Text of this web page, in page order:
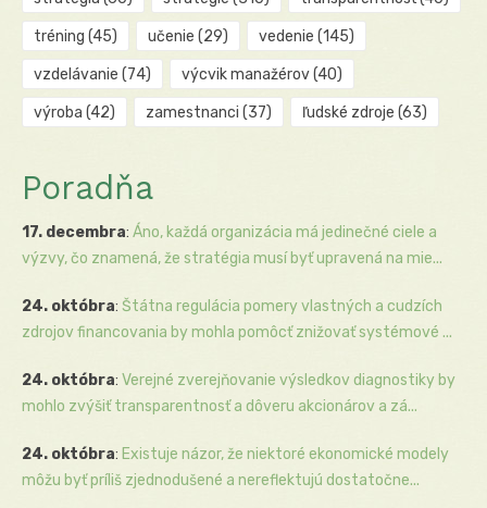
tréning (45) učenie (29) vedenie (145)
vzdelávanie (74) výcvik manažérov(40)
výroba (42) zamestnanci (37) ľudské zdroje (63)
Poradňa
17. decembra: Áno, každá organizácia má jedinečné ciele a
výzvy, čo znamená, že stratégia musí byť upravená na mie...
24. októbra: Štátna regulácia pomery vlastných a cudzích
zdrojov financovania by mohla pomôcť znižovať systémové ...
24. októbra: Verejné zverejňovanie výsledkov diagnostiky by
mohlo zvýšiť transparentnosť a dôveru akcionárov a zá...
24. októbra: Existuje názor, že niektoré ekonomické modely
môžu byť príliš zjednodušené a nereflektujú dostatočne...